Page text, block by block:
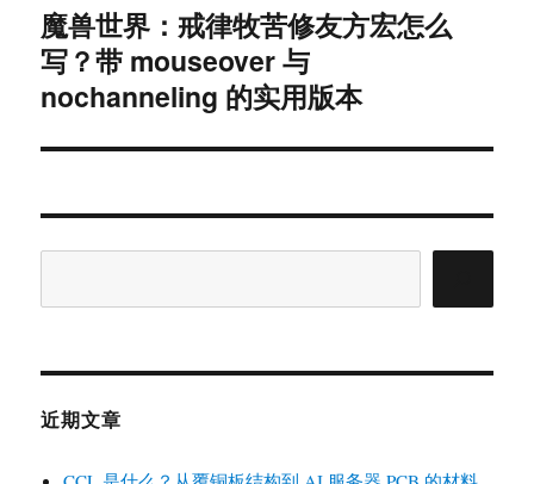
下
篇
文
章：
魔兽世界：戒律牧苦修友方宏怎么
写？带 mouseover 与
nochanneling 的实用版本
近期文章